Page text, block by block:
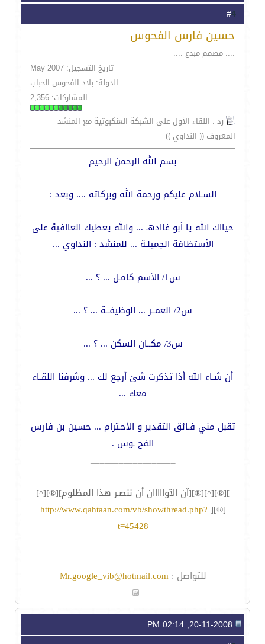
4
حسين فارس الفحوس
..:: مصمم مبدع ::..
تاريخ التسجيل: May 2007
الدولة: بلاد الفحوس الحباب
المشاركات: 2,356
رد : اللقاء الأول على الشبكة العنكبوتية مع المنشد
المعروف (( النداوي ))
بسم الله الرحمن الرحيم
السـلام عليكم ورحمة الله وبركاته .... وبعد :
حيااك الله يا أبو غاادهـ ... والله يعطيك العاافية على
الأستظافة الجميلـة ... للمنشد : النداوي ...
س1/ الأسم كامـل ... ؟ ...
س2/ العمــر ... الوظيفــة ... ؟ ...
س3/ مكــان السكن ... ؟ ...
أن شـاء الله أذا تذكرت شئ أرجع لك ... وشرفنا اللقـاء
معك ...
تقبل مني فـائق التقدير و الأحـترام ... حسين بن فارس
الفح ـوس .
__________________
][®][^][®][آن الآوااااان أن ننصـر هذا المظلوم][®][^]
[®][
http://www.qahtaan.com/vb/showthread.php?
t=45428
للتواصل :Mr.google_vib@hotmail.com